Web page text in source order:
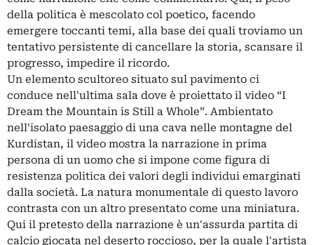
della politica è mescolato col poetico, facendo
emergere toccanti temi, alla base dei quali troviamo un
tentativo persistente di cancellare la storia, scansare il
progresso, impedire il ricordo.
Un elemento scultoreo situato sul pavimento ci
conduce nell'ultima sala dove è proiettato il video “I
Dream the Mountain is Still a Whole”. Ambientato
nell'isolato paesaggio di una cava nelle montagne del
Kurdistan, il video mostra la narrazione in prima
persona di un uomo che si impone come figura di
resistenza politica dei valori degli individui emarginati
dalla società. La natura monumentale di questo lavoro
contrasta con un altro presentato come una miniatura.
Qui il pretesto della narrazione è un'assurda partita di
calcio giocata nel deserto roccioso, per la quale l'artista